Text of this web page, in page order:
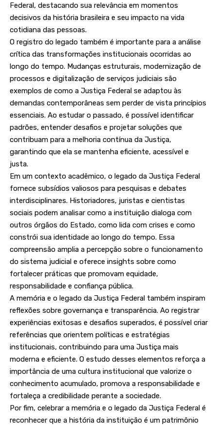
Federal, destacando sua relevância em momentos
decisivos da história brasileira e seu impacto na vida
cotidiana das pessoas.
O registro do legado também é importante para a análise
crítica das transformações institucionais ocorridas ao
longo do tempo. Mudanças estruturais, modernização de
processos e digitalização de serviços judiciais são
exemplos de como a Justiça Federal se adaptou às
demandas contemporâneas sem perder de vista princípios
essenciais. Ao estudar o passado, é possível identificar
padrões, entender desafios e projetar soluções que
contribuam para a melhoria contínua da Justiça,
garantindo que ela se mantenha eficiente, acessível e
justa.
Em um contexto acadêmico, o legado da Justiça Federal
fornece subsídios valiosos para pesquisas e debates
interdisciplinares. Historiadores, juristas e cientistas
sociais podem analisar como a instituição dialoga com
outros órgãos do Estado, como lida com crises e como
constrói sua identidade ao longo do tempo. Essa
compreensão amplia a percepção sobre o funcionamento
do sistema judicial e oferece insights sobre como
fortalecer práticas que promovam equidade,
responsabilidade e confiança pública.
A memória e o legado da Justiça Federal também inspiram
reflexões sobre governança e transparência. Ao registrar
experiências exitosas e desafios superados, é possível criar
referências que orientem políticas e estratégias
institucionais, contribuindo para uma Justiça mais
moderna e eficiente. O estudo desses elementos reforça a
importância de uma cultura institucional que valorize o
conhecimento acumulado, promova a responsabilidade e
fortaleça a credibilidade perante a sociedade.
Por fim, celebrar a memória e o legado da Justiça Federal é
reconhecer que a história da instituição é um patrimônio